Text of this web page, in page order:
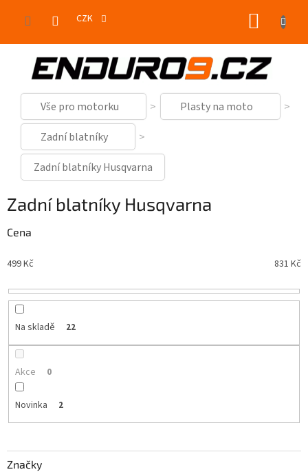
CZK
Vše pro motorku
Plasty na moto
Zadní blatníky
Zadní blatníky Husqvarna
Zadní blatníky Husqvarna
Cena
499Kč 831 Kč
Na skladě 22
Akce 0
Novinka 2
Značky